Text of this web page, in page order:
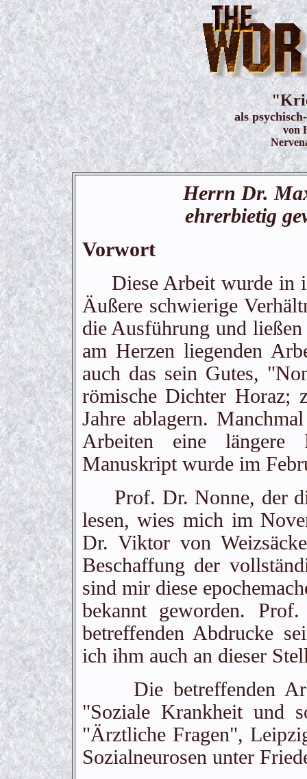
als
von
Herrn Dr.
ehrerbietig
Vorwort
Diese Arbeit wurde in
Äußere schwierige
die Ausführung und
am Herzen liegenden
auch das sein Gutes,
römische Dichter Horaz;
Jahre ablagern.
Arbeiten eine längere
Manuskript wurde im
Prof. Dr. Nonne, der
lesen, wies mich im
Dr. Viktor von
Beschaffung der
sind mir diese
bekannt geworden.
betreffenden Abdrucke
ich ihm auch an dieser
Die betreffenden
"Soziale Krankheit und
"Ärztliche Fragen",
Sozialneurosen unter